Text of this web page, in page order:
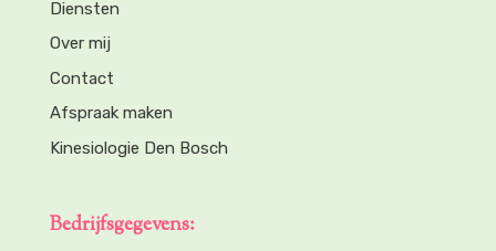
Diensten
Over mij
Contact
Afspraak maken
Kinesiologie Den Bosch
Bedrijfsgegevens: